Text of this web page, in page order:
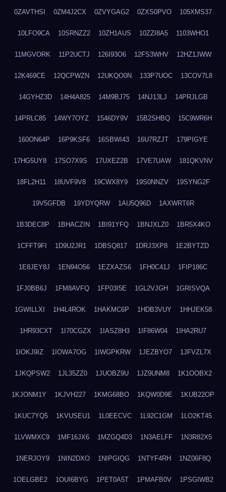
0ZAVTHSI 0ZM4J2CX 0ZVYGAG2 0ZXS0PVO 105XMS37
10LFO9CA 10SRNZZ2 10ZH1AUS 10ZZI8A5 1103WHO1
11MGVORK 11P2UCTJ 126I93O6 12FS3WHV 12HZ1JWW
12K469CE 12QCPWZN 12UKQO0N 133P7UOC 13COV7L8
14GYHZ3D 14H4A825 14M9BJ75 14NJ13LJ 14PRJLGB
14PRLC85 14WY7OYZ 1546DY9V 15B2SHBQ 15C9WR6H
160ON64P 16P9KSF6 16SBWI43 16U7RZJT 179PIGYE
17HG5UY8 17SO7X9S 17UXEZ2B 17VE7UAW 181QKVNV
18FL2H11 18UVF9V8 19CWX8Y9 19S0NNZV 19SYNG2F
19V5GFDB 19YDYQRW 1AU5Q96D 1AXWRT6R
1B3DEC8P 1BHACZIN 1BI91YFQ 1BNJXLZ0 1BR5X4KO
1CFFT9FI 1D9U2JR1 1DBSQ817 1DRJ3XP8 1E2BYTZD
1E8JEY8J 1EN94O56 1EZXAZS6 1FH0C41J 1FIP186C
1FJ0BB6J 1FM8AVFQ 1FP03I5E 1GL2VJGH 1GRISVQA
1GWILLXI 1H4L4ROK 1HAKMC6P 1HDB3VUY 1HHJEK58
1HR93CXT 1I70CGZX 1IASZ8H3 1IF86W04 1IHA2RU7
1IOKJ9IZ 1IOWA7OG 1IWGPKRW 1JEZBYO7 1JFVZL7X
1JKQPSW2 1JL35ZZ0 1JUOBZ9U 1JZ9UNM8 1K1OOBX2
1KJONM1Y 1KJVH227 1KMG68BO 1KQW0D9E 1KUB22OP
1KUC7YQ5 1KVUSEU1 1L0EECVC 1L92C1GM 1LO2KT45
1LVWMXC9 1MF16JX6 1MZGQ4D3 1N3AELFF 1N3R82X5
1NERJOY9 1NIN2DXO 1NIPGIQG 1NTYF4RH 1NZ06F8Q
1OELGBE2 1OUI6BYG 1PET0A5T 1PMAFB0V 1PSGIWB2